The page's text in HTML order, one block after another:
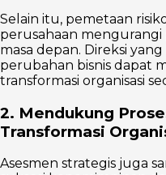
Selain itu, pemetaan
perusahaan mengurangi
masa depan. Direksi
perubahan bisnis dapat
transformasi organisasi
2. Mendukung
Transformasi
Asesmen strategis juga